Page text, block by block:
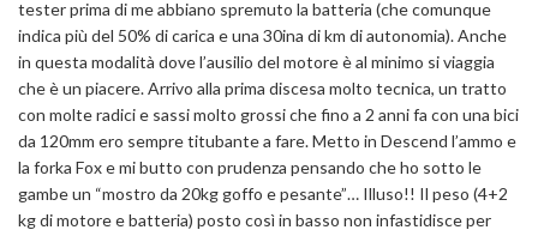
tester prima di me abbiano spremuto la batteria (che comunque
indica più del 50% di carica e una 30ina di km di autonomia). Anche
in questa modalità dove l’ausilio del motore è al minimo si viaggia
che è un piacere. Arrivo alla prima discesa molto tecnica, un tratto
con molte radici e sassi molto grossi che fino a 2 anni fa con una bici
da 120mm ero sempre titubante a fare. Metto in Descend l’ammo e
la forka Fox e mi butto con prudenza pensando che ho sotto le
gambe un “mostro da 20kg goffo e pesante”… Illuso!! Il peso (4+2
kg di motore e batteria) posto così in basso non infastidisce per